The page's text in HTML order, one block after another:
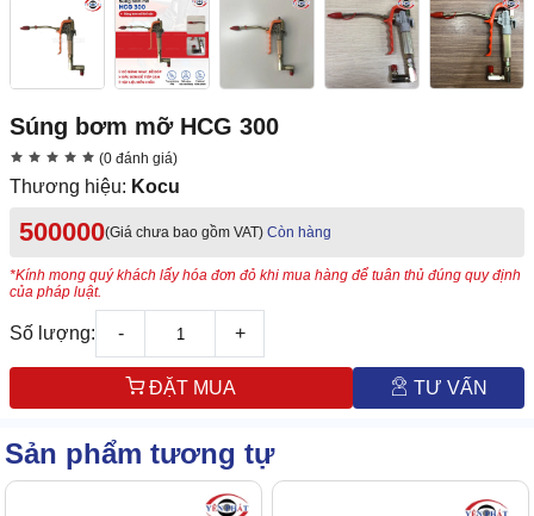
Súng bơm mỡ HCG 300
(0 đánh giá)
Thương hiệu: Kocu
500000(Giá chưa bao gồm VAT) Còn hàng
*Kính mong quý khách lấy hóa đơn đỏ khi mua hàng để tuân thủ đúng quy định
của pháp luật.
Số lượng: - +
ĐẶT MUA TƯ VẤN
Sản phẩm tương tự